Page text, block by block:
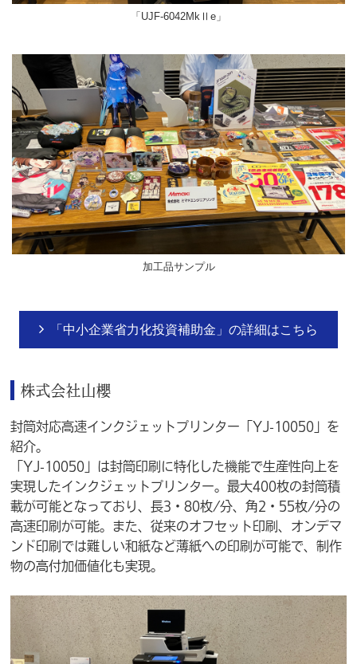
「UJF-6042MkⅡe」
加工品サンプル
「中小企業省力化投資補助金」の詳細はこちら
株式会社山櫻
封筒対応高速インクジェットプリンター「YJ-10050」を
紹介。
「YJ-10050」は封筒印刷に特化した機能で生産性向上を
実現したインクジェットプリンター。最大400枚の封筒積
載が可能となっており、長3・80枚/分、角2・55枚/分の
高速印刷が可能。また、従来のオフセット印刷、オンデマ
ンド印刷では難しい和紙など薄紙への印刷が可能で、制作
物の高付加価値化も実現。